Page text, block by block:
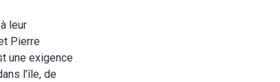
leur
Pierre
une exigence
l’île, de